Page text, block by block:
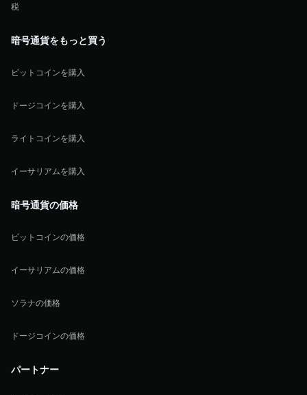
税
暗号通貨をもっと買う
ビットコインを購入
ドージコインを購入
ライトコインを購入
イーサリアムを購入
暗号通貨の価格
ビットコインの価格
イーサリアムの価格
ソラナの価格
ドージコインの価格
パートナー